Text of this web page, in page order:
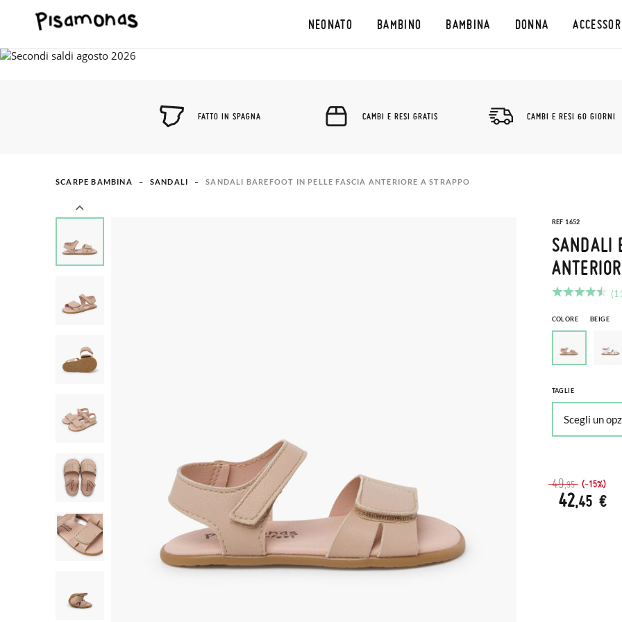
NEONATO BAMBINO BAMBINA DONNA
FATTO IN SPAGNA CAMBI E RESI GRATIS CAMBI E RESI 60 GIORNI
SCARPE BAMBINA SANDALI SANDALI BAREFOOT IN PELLE FASCIA ANTERIORE A STRAPPO
REF 1652
SANDALI
COLORE BEIGE
TAGLIE
49,95 (-15%)
42,45 €